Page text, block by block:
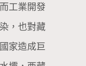
工業開發
，也對藏
家造成巨